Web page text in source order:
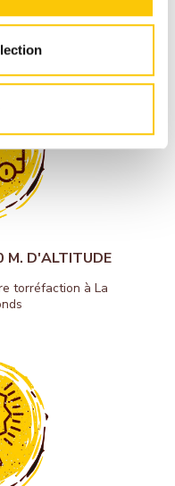
M. D'ALTITUDE
torréfaction à La